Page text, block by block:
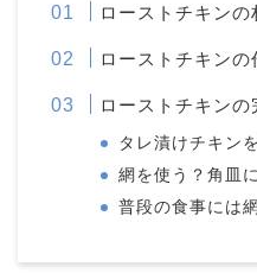
ローストチキンの
ローストチキンの
ローストチキンの
タレ漬けチキン
網を使う？角皿
普段の食事には